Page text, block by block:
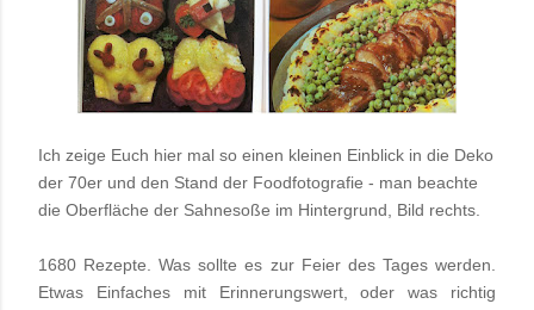
Ich zeige Euch hier mal so einen kleinen Einblick in die Deko
der 70er und den Stand der Foodfotografie - man beachte
die Oberfläche der Sahnesoße im Hintergrund, Bild rechts.
1680 Rezepte.
Was sollte es zur Feier des Tages werden.
Etwas Einfaches mit Erinnerungswert, oder was richtig